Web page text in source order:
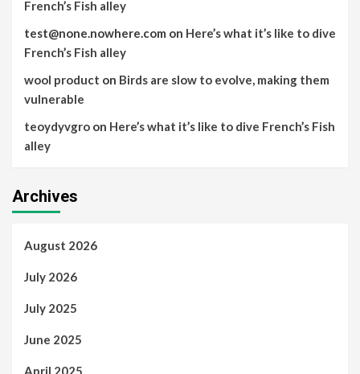
French’s Fish alley
test@none.nowhere.com on Here’s what it’s like to dive
French’s Fish alley
wool product on Birds are slow to evolve, making them
vulnerable
teoydyvgro on Here’s what it’s like to dive French’s Fish
alley
Archives
August 2026
July 2026
July 2025
June 2025
April 2025